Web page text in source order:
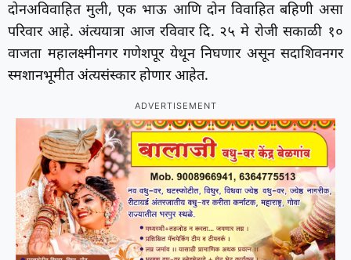
दोनअविवाहित मुली, एक भाऊ आणि दोन विवाहित बहिणी असा
परिवार आहे. अंत्ययात्रा आज रविवार दि. २५ मे रोजी सकाळी १०
वाजता महालक्ष्मीनगर गणेशपूर येथून निघणार असून सदाशिवनगर
स्मशानभूमीत अंत्यसंस्कार होणार आहेत.
ADVERTISEMENT